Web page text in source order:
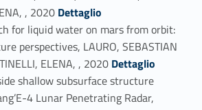
, 2020 Link identifier #identifier_person_121702-23
Dettaglio
for liquid water on mars from orbit:
perspectives, LAURO, SEBASTIAN
ELENA, , 2020 Link identifier #identifier_person_195758-24
Dettaglio
shallow subsurface structure
4 Lunar Penetrating Radar,